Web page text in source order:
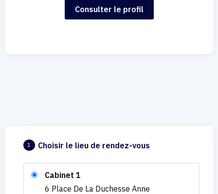
Consulter le profil
1 Choisir le lieu de rendez-vous
Cabinet 1
6 Place De La Duchesse Anne